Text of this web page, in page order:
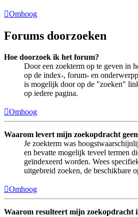
Omhoog
Forums doorzoeken
Hoe doorzoek ik het forum?
Door een zoekterm op te geven in
op de index-, forum- en
is mogelijk door op de "zoeken"
op iedere pagina.
Omhoog
Waarom levert mijn zoekopdracht
Je zoekterm was
en bevatte mogelijk teveel termen
geïndexeerd worden. Wees
uitgebreid zoeken, de beschikbare
Omhoog
Waarom resulteert mijn zoekopdracht